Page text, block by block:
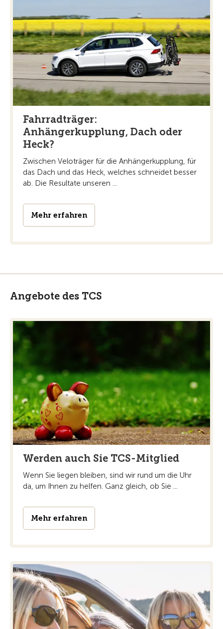
Fahrradträger:
Anhängerkupplung, Dach oder
Heck?
Zwischen Veloträger für die Anhängerkupplung, für
das Dach und das Heck, welches schneidet besser
ab. Die Resultate unseren ...
Mehr erfahren
Angebote des TCS
Werden auch Sie TCS-Mitglied
Wenn Sie liegen bleiben, sind wir rund um die Uhr
da, um Ihnen zu helfen. Ganz gleich, ob Sie ...
Mehr erfahren